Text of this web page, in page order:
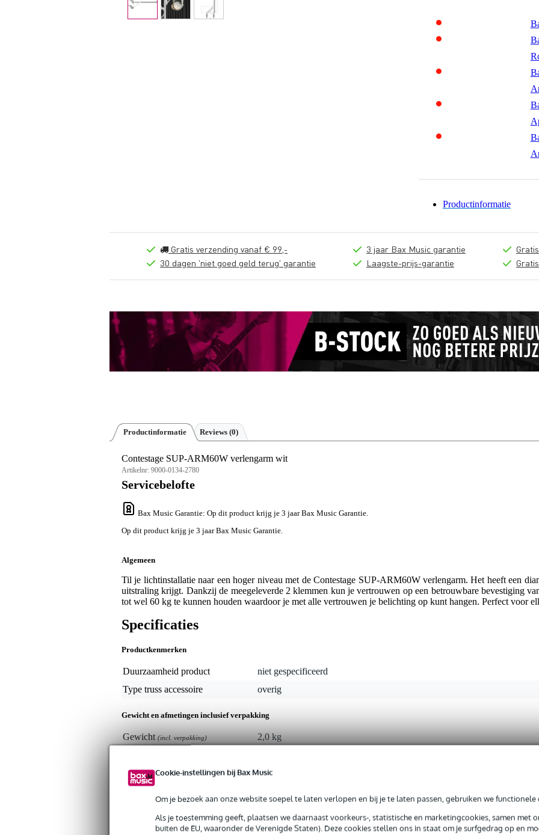
Cookie-instellingen bij Bax Music
Om je bezoek aan onze website soepel te laten verlopen en bij je te laten passen, gebruiken we functionele
Als je toestemming geeft, plaatsen we daarnaast voorkeurs-, statistische en marketingcookies, samen met
buiten de EU, waaronder de Verenigde Staten). Deze cookies stellen ons in staat om je surfgedrag op en
Productinformatie
Gratis verzending vanaf € 99,-
30 dagen 'niet goed geld terug' garantie
3 jaar Bax Music garantie
Laagste-prijs-garantie
Productinformatie Reviews (0)
Contestage SUP-ARM60W verlengarm wit
Artikelnr: 9000-0134-2780
Servicebelofte
Bax Music Garantie: Op dit product krijg je 3 jaar Bax Music Garantie.
Op dit product krijg je 3 jaar Bax Music Garantie.
Algemeen
Til je lichtinstallatie naar een hoger niveau met de Contestage SUP-ARM60W verlengarm. Het heeft een
uitstraling krijgt. Dankzij de meegeleverde 2 klemmen kun je vertrouwen op een betrouwbare bevestiging
tot wel 60 kg te kunnen houden waardoor je met alle vertrouwen je belichting op kunt hangen. Perfect voor
Specificaties
Productkenmerken
Duurzaamheid product
niet gespecificeerd
Type truss accessoire
overig
Gewicht en afmetingen inclusief verpakking
Gewicht (incl. verpakking)
2,0 kg
Productspecificaties
Contestage SUP-ARM60W
kleur: wit
maximum belasting: 60 kg